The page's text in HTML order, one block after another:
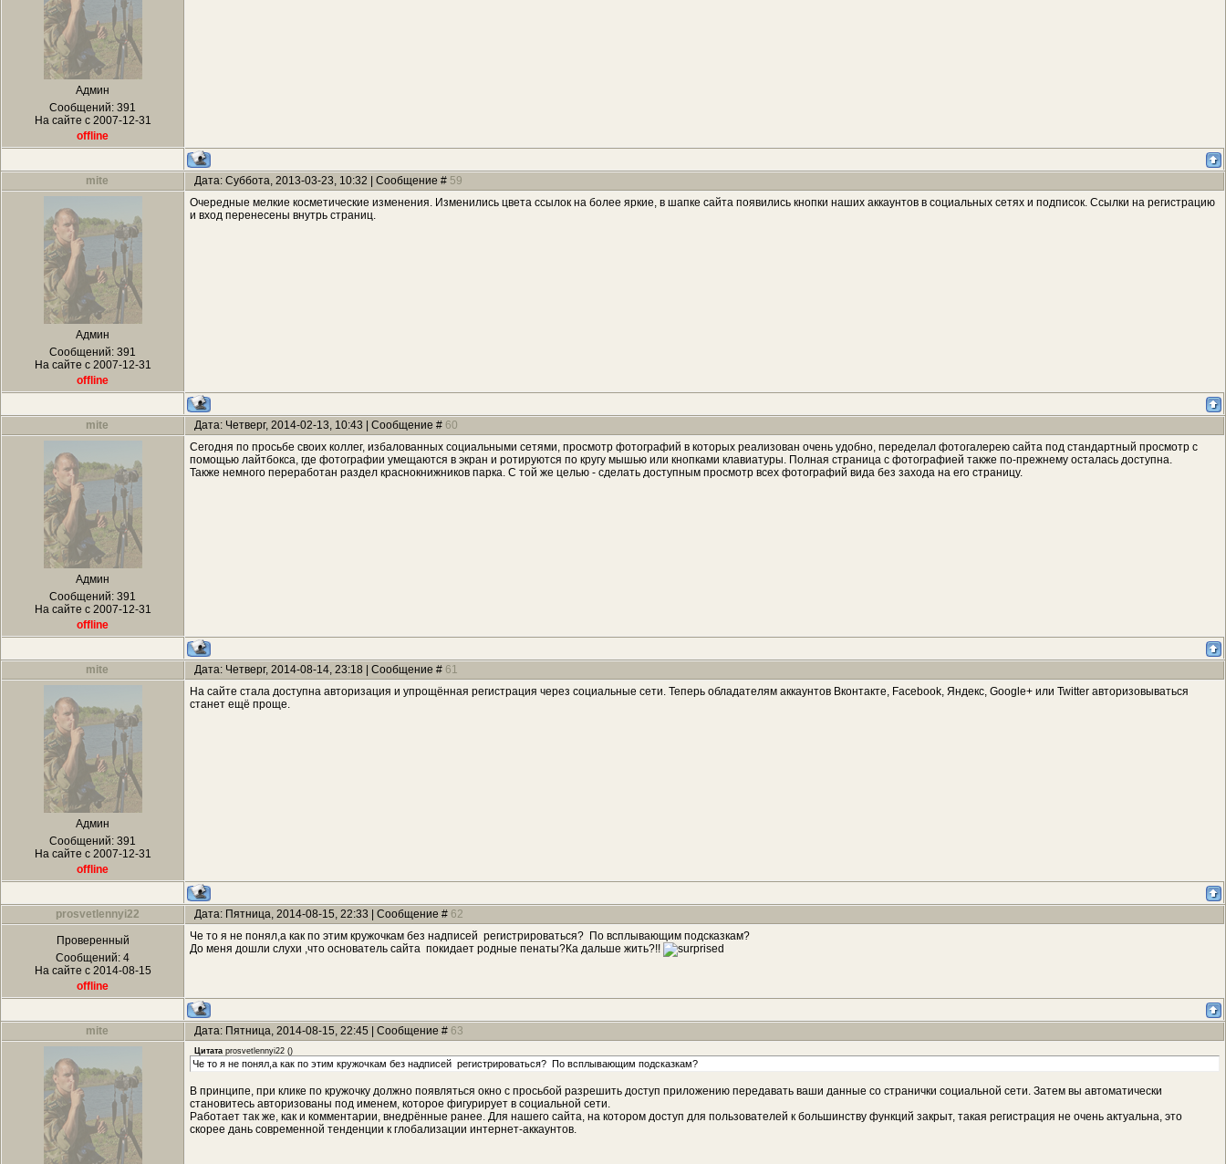
Админ
Сообщений: 391
На сайте с 2007-12-31
offline
mite Дата: Суббота, 2013-03-23, 10:32 | Сообщение # 59
Админ
Сообщений: 391
На сайте с 2007-12-31
offline
Очередные мелкие косметические изменения. Изменились цвета ссылок на более яркие, в шапке сайта появились кнопки наших аккаунтов в социальных сетях и подписок. Ссылки на регистрацию
и вход перенесены внутрь страниц.
mite Дата: Четверг, 2014-02-13, 10:43 | Сообщение # 60
Админ
Сообщений: 391
На сайте с 2007-12-31
offline
Сегодня по просьбе своих коллег, избалованных социальными сетями, просмотр фотографий в которых реализован очень удобно, переделал фотогалерею сайта под стандартный просмотр с
помощью лайтбокса, где фотографии умещаются в экран и ротируются по кругу мышью или кнопками клавиатуры. Полная страница с фотографией также по-прежнему осталась доступна.
Также немного переработан раздел краснокнижников парка. С той же целью - сделать доступным просмотр всех фотографий вида без захода на его страницу.
mite Дата: Четверг, 2014-08-14, 23:18 | Сообщение # 61
Админ
Сообщений: 391
На сайте с 2007-12-31
offline
На сайте стала доступна авторизация и упрощённая регистрация через социальные сети. Теперь обладателям аккаунтов Вконтакте, Facebook, Яндекс, Google+ или Twitter авторизовываться
станет ещё проще.
prosvetlennyi22 Дата: Пятница, 2014-08-15, 22:33 | Сообщение # 62
Проверенный
Сообщений: 4
На сайте с 2014-08-15
offline
Че то я не понял,а как по этим кружочкам без надписей регистрироваться? По всплывающим подсказкам?
До меня дошли слухи ,что основатель сайта покидает родные пенаты?Ка дальше жить?!!
mite Дата: Пятница, 2014-08-15, 22:45 | Сообщение # 63
Цитата prosvetlennyi22 ()
Че то я не понял,а как по этим кружочкам без надписей регистрироваться? По всплывающим подсказкам?
В принципе, при клике по кружочку должно появляться окно с просьбой разрешить доступ приложению передавать ваши данные со странички социальной сети. Затем вы автоматически
становитесь авторизованы под именем, которое фигурирует в социальной сети.
Работает так же, как и комментарии, внедрённые ранее. Для нашего сайта, на котором доступ для пользователей к большинству функций закрыт, такая регистрация не очень актуальна, это
скорее дань современной тенденции к глобализации интернет-аккаунтов.